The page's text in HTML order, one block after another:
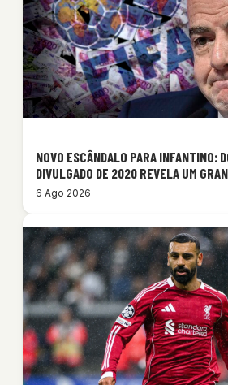
NOVO ESCÂNDALO PARA INFANTINO:
DIVULGADO DE 2020 REVELA UM
6 Ago 2026